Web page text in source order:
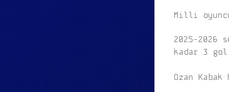
Milli
2025-2026
kadar 3 gol
Ozan